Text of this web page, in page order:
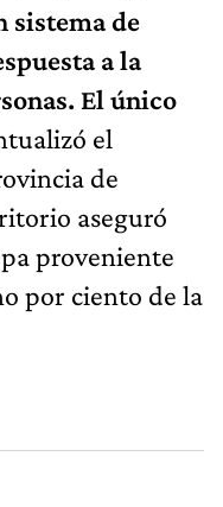
sistema de
a la
El único
el
de
aseguró
proveniente
por ciento de la